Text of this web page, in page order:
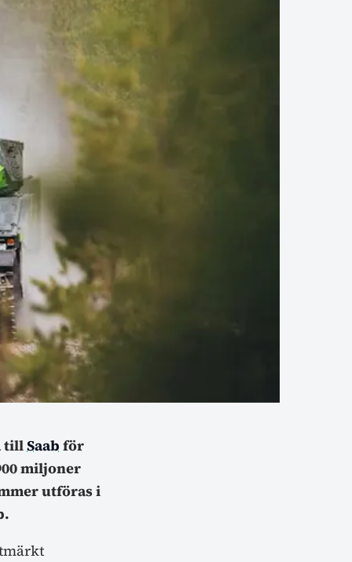
tillSaab för
miljoner
utföras i